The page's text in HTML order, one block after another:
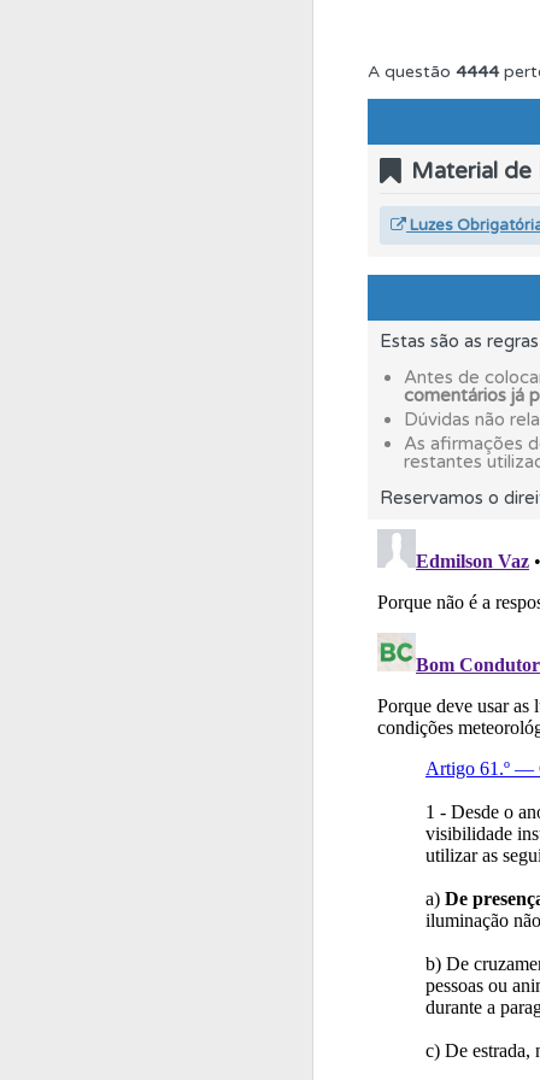
Consulte a
Biblioteca
Perfil O Índice
Ajuda Use os
Perfil
Testes O teste
Testemunhos Veja
A questão 4444
Material de
Luzes
Estas são as
Antes de
comentários já
Dúvidas não
As afirmações
restantes
Reservamos o